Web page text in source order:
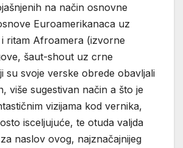
na način osnovne
Euroamerikanaca uz
ritam Afroamera (izvorne
šaut-shout uz crne
su svoje verske obrede obavljali
više sugestivan način a što je
vizijama kod vernika,
isceljujuće, te otuda valjda
naslov ovog, najznačajnijeg